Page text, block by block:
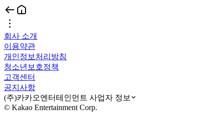
회사 소개
이용약관
개인정보처리방침
청소년보호정책
고객센터
공지사항
(주)카카오엔터테인먼트 사업자 정보
© Kakao Entertainment Corp.